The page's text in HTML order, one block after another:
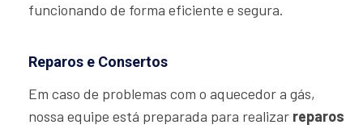
funcionando de forma eficiente e segura.
Reparos e Consertos
Em caso de problemas com o aquecedor a gás,
nossa equipe está preparada para realizar reparos